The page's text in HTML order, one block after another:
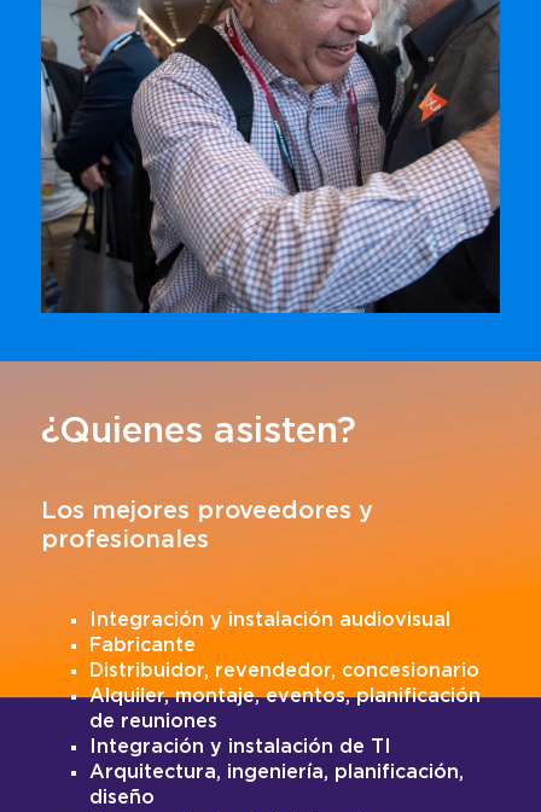
nuevos socios, proveedores y compradores, y
haz crecer tu red profesional.
¿Quienes asisten?
Los mejores proveedores y
profesionales
Integración y instalación audiovisual
Fabricante
Distribuidor, revendedor, concesionario
Alquiler, montaje, eventos, planificación
de reuniones
Integración y instalación de TI
Arquitectura, ingeniería, planificación,
diseño